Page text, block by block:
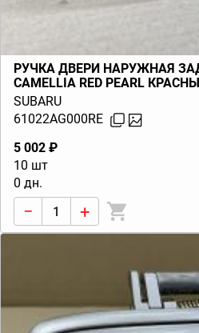
РУЧКА ДВЕРИ НАРУЖНАЯ
CAMELLIA RED PEARL
2003-2009
SUBARU
61022AG000RE
5 002 ₽
10 шт
0 дн.
− +